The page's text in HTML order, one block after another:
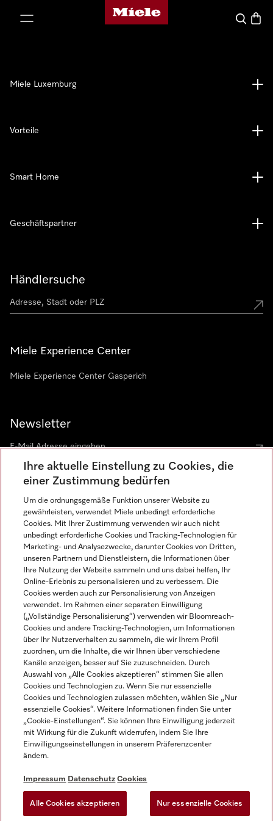
Miele-Homepage
Suche
Händlersuche
Miele Experience Center
Miele Experience Center Gasperich
Newsletter
Sprache
DEUTSCH
Miele Luxemburg
Vorteile
Smart Home
Geschäftspartner
Impressum
AGB
Datenschutz
Nutzungsbedingungen
Gesetzen über digitale Dienste
Cookie-Einstellungen
Miele auf Instagram
Miele auf Youtube
Ihre aktuelle Einstellung zu Cookies, die
einer Zustimmung bedürfen
Um die ordnungsgemäße Funktion unserer Website zu
gewährleisten, verwendet Miele unbedingt erforderliche
Cookies. Mit Ihrer Zustimmung verwenden wir auch nicht
unbedingt erforderliche Cookies und Tracking-Technologien für
Marketing- und Analysezwecke, darunter Cookies von Dritten,
unseren Partnern und Dienstleistern, die Informationen über
Ihre Nutzung der Website sammeln und uns dabei helfen, Ihr
Online-Erlebnis zu personalisieren und zu verbessern. Die
Cookies werden auch zur Personalisierung von Anzeigen
verwendet. Im Rahmen einer separaten Einwilligung
(„Vollständige Personalisierung“) verwenden wir Bloomreach-
Cookies und andere Tracking-Technologien, um Informationen
über Ihr Nutzerverhalten zu sammeln, die wir Ihrem Profil
zuordnen, um die Inhalte, die wir Ihnen über verschiedene
Kanäle anzeigen, besser auf Sie zuzuschneiden. Durch
Auswahl von „Alle Cookies akzeptieren“ stimmen Sie allen
Cookies und Technologien zu. Wenn Sie nur essenzielle
Cookies und Technologien zulassen möchten, wählen Sie „Nur
essenzielle Cookies“. Weitere Informationen finden Sie unter
„Cookie-Einstellungen“. Sie können Ihre Einwilligung jederzeit
mit Wirkung für die Zukunft widerrufen, indem Sie Ihre
Einwilligungseinstellungen in unserem Präferenzcenter
ändern.
Impressum Datenschutz Cookies
Alle Cookies akzeptieren Nur essenzielle Cookies